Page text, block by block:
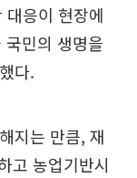
대응이 현장에
민의 생명을
다.
지는 만큼, 재
고 농업기반시